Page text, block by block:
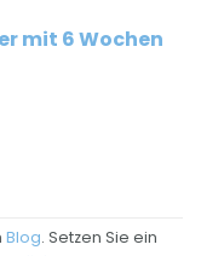
mit 6 Wochen
Blog. Setzen Sie ein